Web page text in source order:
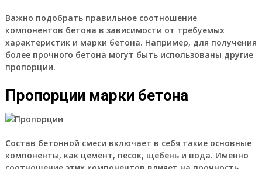
Важно подобрать правильное соотношение
компонентов бетона в зависимости от требуемых
характеристик и марки бетона. Например, для получения
более прочного бетона могут быть использованы другие
пропорции.
Пропорции марки бетона
Состав бетонной смеси включает в себя такие основные
компоненты, как цемент, песок, щебень и вода. Именно